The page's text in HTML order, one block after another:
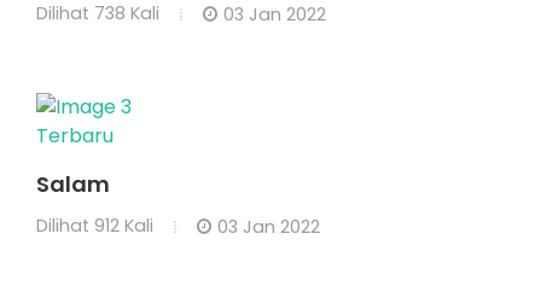
Dilihat 738 Kali 03 Jan 2022
Terbaru
Salam
Dilihat 912 Kali 03 Jan 2022